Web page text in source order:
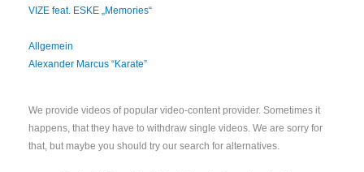
VIZE feat. ESKE „Memories“
Allgemein
Alexander Marcus “Karate”
We provide videos of popular video-content provider. Sometimes it
happens, that they have to withdraw single videos. We are sorry for
that, but maybe you should try our search for alternatives.